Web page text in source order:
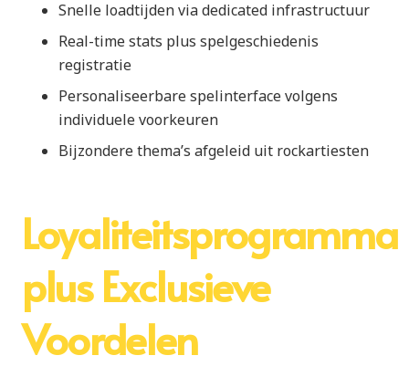
Snelle loadtijden via dedicated infrastructuur
Real-time stats plus spelgeschiedenis
registratie
Personaliseerbare spelinterface volgens
individuele voorkeuren
Bijzondere thema’s afgeleid uit rockartiesten
Loyaliteitsprogramma
plus Exclusieve
Voordelen